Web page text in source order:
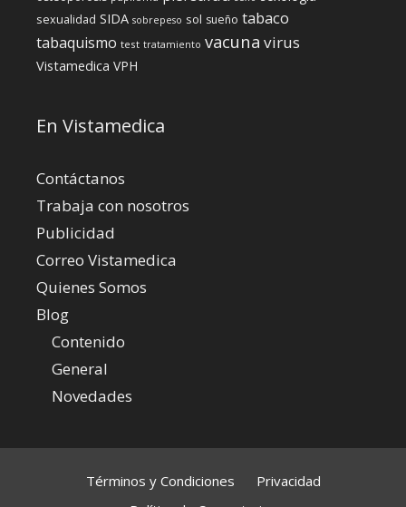
sexualidad SIDA sobrepeso sol sueño tabaco
tabaquismo test tratamiento vacuna virus
Vistamedica VPH
En Vistamedica
Contáctanos
Trabaja con nosotros
Publicidad
Correo Vistamedica
Quienes Somos
Blog
Contenido
General
Novedades
Términos y Condiciones
Privacidad